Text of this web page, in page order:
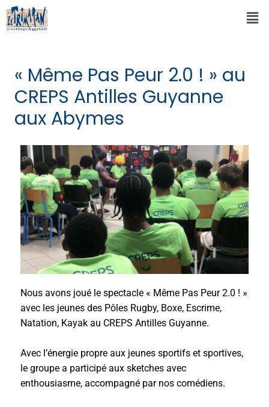
« Même Pas Peur 2.0 ! » au
CREPS Antilles Guyanne
aux Abymes
Nous avons joué le spectacle « Même Pas Peur 2.0 ! »
avec les jeunes des Pôles Rugby, Boxe, Escrime,
Natation, Kayak au CREPS Antilles Guyanne.
Avec l’énergie propre aux jeunes sportifs et sportives,
le groupe a participé aux sketches avec
enthousiasme, accompagné par nos comédiens.